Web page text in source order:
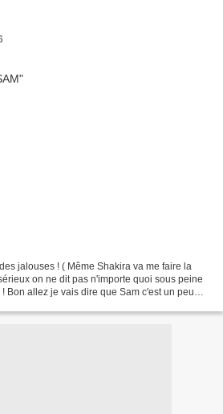
jalouses ! ( Même Shakira va me faire la
on ne dit pas n'importe quoi sous peine
Bon allez je vais dire que Sam c'est un peu